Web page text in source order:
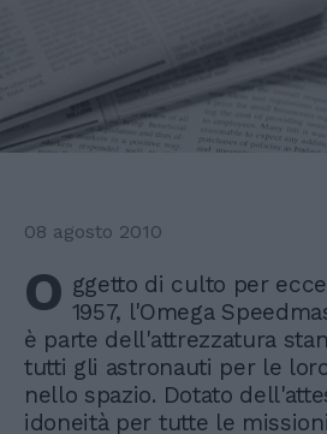
08 agosto 2010
O ggetto di culto per
1957, l'Omega
è parte dell'attrezzatura
tutti gli astronauti per le
nello spazio. Dotato
idoneità per tutte le